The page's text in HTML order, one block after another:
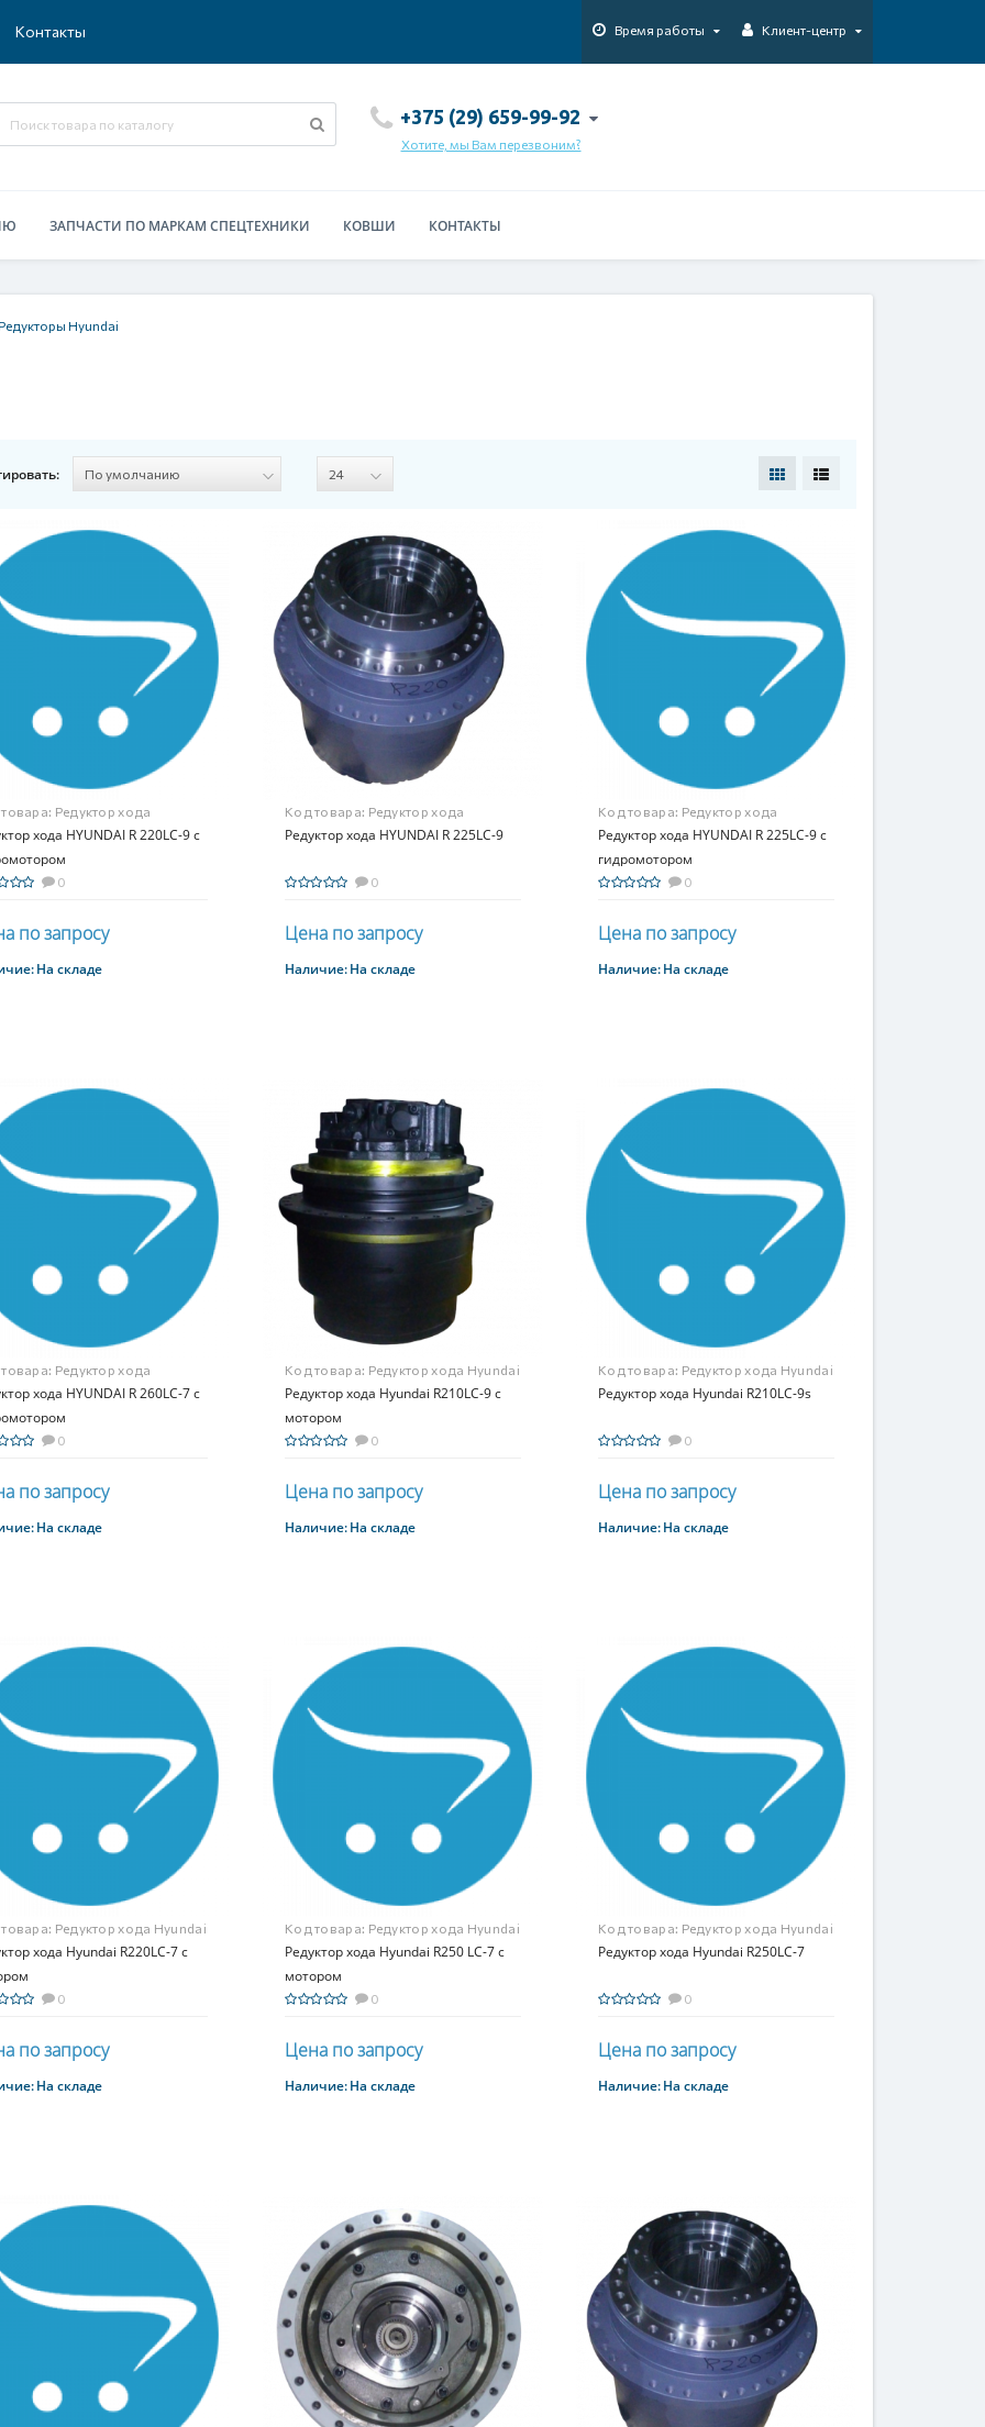
Контакты Время работы Клиент-центр
+375 (29) 659-99-92
Хотите, мы Вам перезвоним?
ЗАПЧАСТИ ПО МАРКАМ СПЕЦТЕХНИКИ КОВШИ КОНТАКТЫ
Hyundai
Редуктор хода
R 220LC-9 с
хода HYUNDAI R 220LC-9 с
0
по запросу
КупитьНа складе
Код товара: Редуктор хода
HYUNDAI R 225LC-9
Редуктор хода HYUNDAI R 225LC-9
0
Цена по запросу
Купить
Наличие:На складе
Код товара: Редуктор хода
HYUNDAI R 225LC-9 с
гидромотором
Редуктор хода HYUNDAI R 225LC-9 с
гидромотором
0
Цена по запросу
Купить
Наличие:На складе
Редуктор хода
R 260LC-7 с
хода HYUNDAI R 260LC-7 с
0
по запросу
КупитьНа складе
Код товара: Редуктор хода Hyundai
R210LC-9 с мотором
Редуктор хода Hyundai R210LC-9 с
мотором
0
Цена по запросу
Купить
Наличие:На складе
Код товара: Редуктор хода Hyundai
R210LC-9s
Редуктор хода Hyundai R210LC-9s
0
Цена по запросу
Купить
Наличие:На складе
Редуктор хода Hyundai
7 с мотором
хода Hyundai R220LC-7 с
0
по запросу
КупитьНа складе
Код товара: Редуктор хода Hyundai
R250 LC-7 с мотором
Редуктор хода Hyundai R250 LC-7 с
мотором
0
Цена по запросу
Купить
Наличие:На складе
Код товара: Редуктор хода Hyundai
R250LC-7
Редуктор хода Hyundai R250LC-7
0
Цена по запросу
Купить
Наличие:На складе